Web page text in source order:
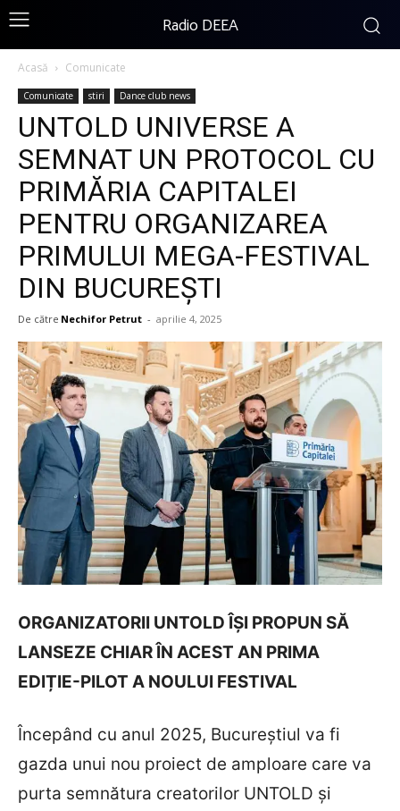
Radio DEEA
Acasă Comunicate
Comunicate stiri Dance club news
UNTOLD UNIVERSE A
SEMNAT UN PROTOCOL CU
PRIMĂRIA CAPITALEI
PENTRU ORGANIZAREA
PRIMULUI MEGA-FESTIVAL
DIN BUCUREȘTI
De către Nechifor Petrut - aprilie 4, 2025
ORGANIZATORII UNTOLD ÎȘI PROPUN SĂ
LANSEZE CHIAR ÎN ACEST AN PRIMA
EDIȚIE-PILOT A NOULUI FESTIVAL
Începând cu anul 2025, Bucureștiul va fi
gazda unui nou proiect de amploare care va
purta semnătura creatorilor UNTOLD și